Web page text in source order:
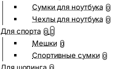
Сумки для ноутбука 0
Чехлы для ноутбука 0
Для спорта 0
Мешки 0
Спортивные сумки 0